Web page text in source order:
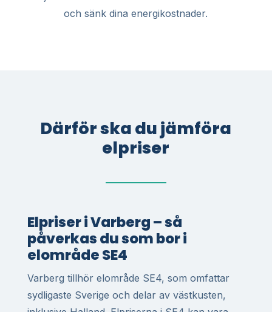
och sänk dina energikostnader.
Därför ska du jämföra
elpriser
Elpriser i Varberg – så
påverkas du som bor i
elområde SE4
Varberg tillhör elområde SE4, som omfattar
sydligaste Sverige och delar av västkusten,